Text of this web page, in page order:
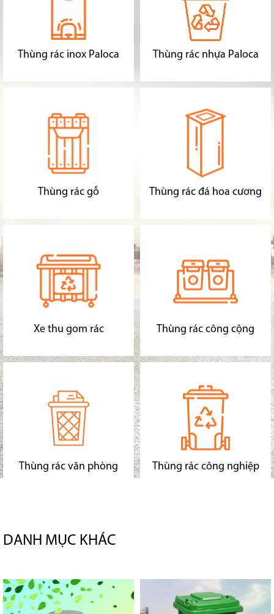
Thùng rác inox Paloca Thùng rác nhựa Paloca
Thùng rác gỗ Thùng rác đá hoa cương
Xe thu gom rác Thùng rác công cộng
Thùng rác văn phòng Thùng rác công nghiệp
DANH MỤC KHÁC